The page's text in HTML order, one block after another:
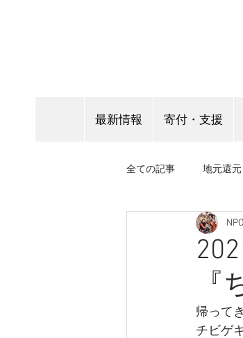
最新情報 寄付・支援
全ての記事 地元還元
表
帰って
チビゲ